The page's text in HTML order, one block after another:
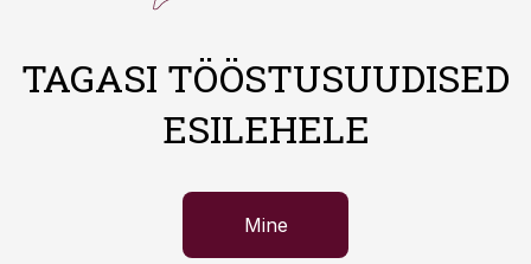
TAGASI TÖÖSTUSUUDISED
ESILEHELE
Mine